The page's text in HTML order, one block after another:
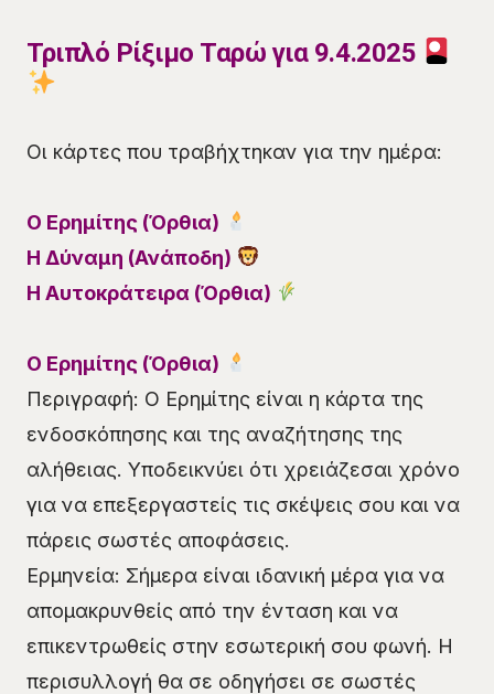
Τριπλό Ρίξιμο Ταρώ για 9.4.2025
Οι κάρτες που τραβήχτηκαν για την ημέρα:
Ο Ερημίτης (Όρθια)
Η Δύναμη (Ανάποδη)
Η Αυτοκράτειρα (Όρθια)
Ο Ερημίτης (Όρθια)
Περιγραφή: Ο Ερημίτης είναι η κάρτα της
ενδοσκόπησης και της αναζήτησης της
αλήθειας. Υποδεικνύει ότι χρειάζεσαι χρόνο
για να επεξεργαστείς τις σκέψεις σου και να
πάρεις σωστές αποφάσεις.
Ερμηνεία: Σήμερα είναι ιδανική μέρα για να
απομακρυνθείς από την ένταση και να
επικεντρωθείς στην εσωτερική σου φωνή. Η
περισυλλογή θα σε οδηγήσει σε σωστές